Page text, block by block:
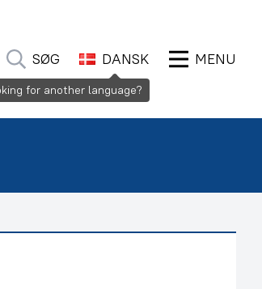
SØG DANSK MENU
for another language?